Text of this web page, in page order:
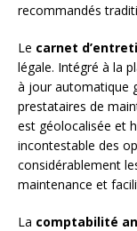
recommandés
Le carnet
légale. Intégré à la
à jour automatique
prestataires de
est géolocalisée et
incontestable des
considérablement
maintenance et
La comptabilité